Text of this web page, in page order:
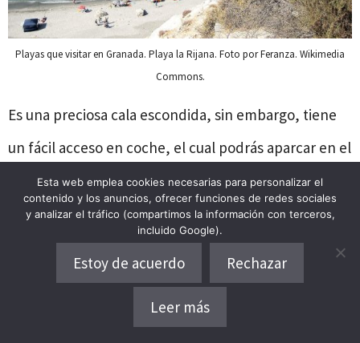
Playas que visitar en Granada. Playa la Rijana. Foto por Feranza. Wikimedia
Commons.
Es una preciosa cala escondida, sin embargo, tiene
un fácil acceso en coche, el cual podrás aparcar en el
Zapatíny bajar desde allí caminando a la costa por
una pista.
Está rodeada de escarpesy al final de ella se
encuentra una inmensa roca de mar que posee
Esta web emplea cookies necesarias para personalizar el
contenido y los anuncios, ofrecer funciones de redes sociales
y analizar el tráfico (compartimos la información con terceros,
incluido Google).
Estoy de acuerdo Rechazar
Leer más